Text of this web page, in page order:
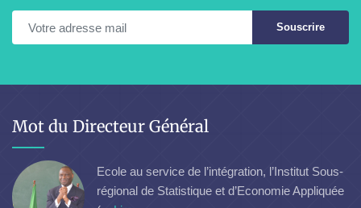
Souscrire
Mot du Directeur Général
Ecole au service de l’intégration, l’Institut Sous-
régional de Statistique et d’Economie Appliquée